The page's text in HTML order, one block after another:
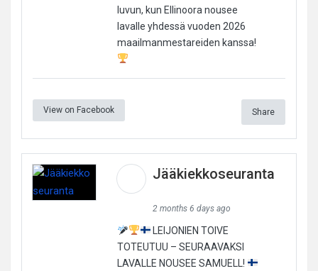
luvun, kun Ellinoora nousee
lavalle yhdessä vuoden 2026
maailmanmestareiden kanssa!
View on Facebook Share
Jääkiekkoseuranta
2 months 6 days ago
LEIJONIEN TOIVE
TOTEUTUU – SEURAAVAKSI
LAVALLE NOUSEE SAMUELL!